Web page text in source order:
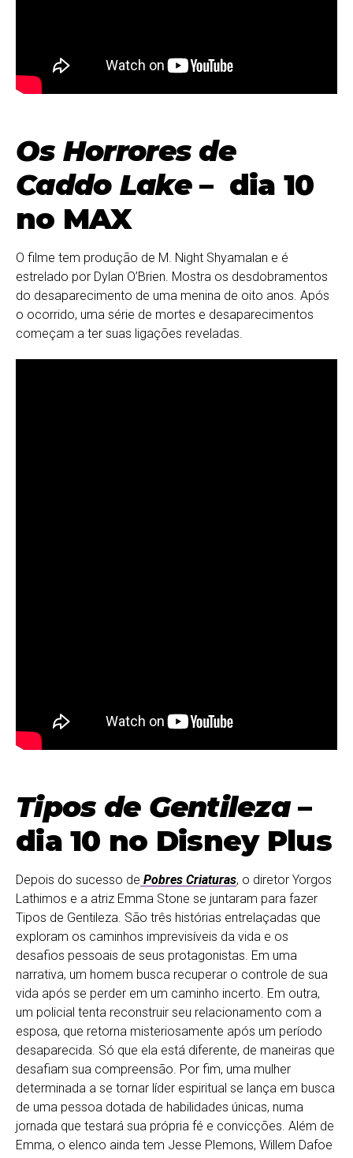
Os Horrores de
Caddo Lake– dia 10
no MAX
O filme tem produção de M. Night Shyamalan e é
estrelado por Dylan O’Brien. Mostra os desdobramentos
do desaparecimento de uma menina de oito anos. Após
o ocorrido, uma série de mortes e desaparecimentos
começam a ter suas ligações reveladas.
Tipos de Gentileza–
dia 10 no Disney Plus
Depois do sucesso de Pobres Criaturas, o diretor Yorgos
Lathimos e a atriz Emma Stone se juntaram para fazer
Tipos de Gentileza. São três histórias entrelaçadas que
exploram os caminhos imprevisíveis da vida e os
desafios pessoais de seus protagonistas. Em uma
narrativa, um homem busca recuperar o controle de sua
vida após se perder em um caminho incerto. Em outra,
um policial tenta reconstruir seu relacionamento com a
esposa, que retorna misteriosamente após um período
desaparecida. Só que ela está diferente, de maneiras que
desafiam sua compreensão. Por fim, uma mulher
determinada a se tornar líder espiritual se lança em busca
de uma pessoa dotada de habilidades únicas, numa
jornada que testará sua própria fé e convicções. Além de
Emma, o elenco ainda tem Jesse Plemons, Willem Dafoe